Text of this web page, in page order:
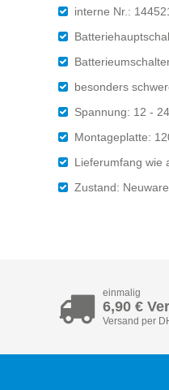
interne Nr.:
besonders
Spannung: 12 -
Montageplatte:
Lieferumfang wie
Zustand: Neuware
einmalig
6,90 €
Versand per